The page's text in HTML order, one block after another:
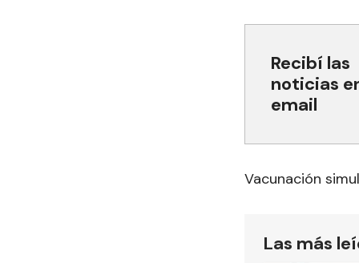
Recibí las
noticias
email
Vacunación
Las más